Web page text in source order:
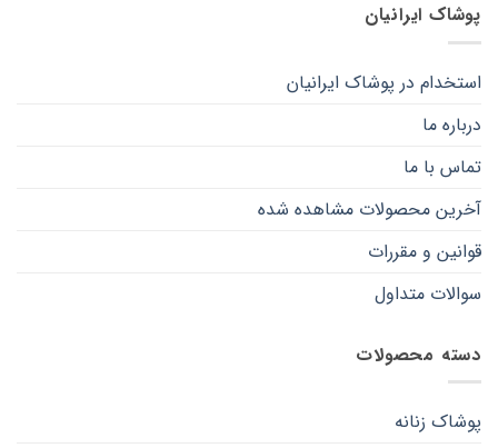
پوشاک ایرانیان
استخدام در پوشاک ایرانیان
درباره ما
تماس با ما
آخرین محصولات مشاهده شده
قوانین و مقررات
سوالات متداول
دسته محصولات
پوشاک زنانه